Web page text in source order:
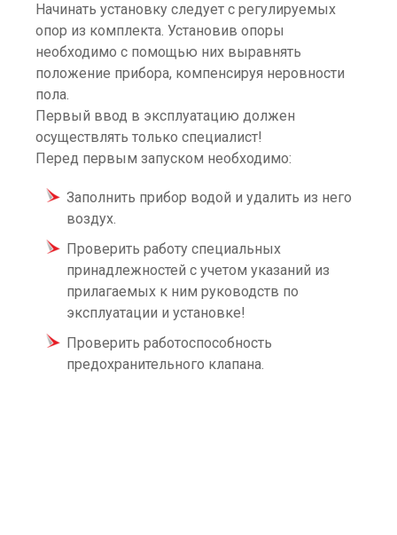
Начинать установку следует с регулируемых
опор из комплекта. Установив опоры
необходимо с помощью них выравнять
положение прибора, компенсируя неровности
пола.
Первый ввод в эксплуатацию должен
осуществлять только специалист!
Перед первым запуском необходимо:
Заполнить прибор водой и удалить из него
воздух.
Проверить работу специальных
принадлежностей с учетом указаний из
прилагаемых к ним руководств по
эксплуатации и установке!
Проверить работоспособность
предохранительного клапана.